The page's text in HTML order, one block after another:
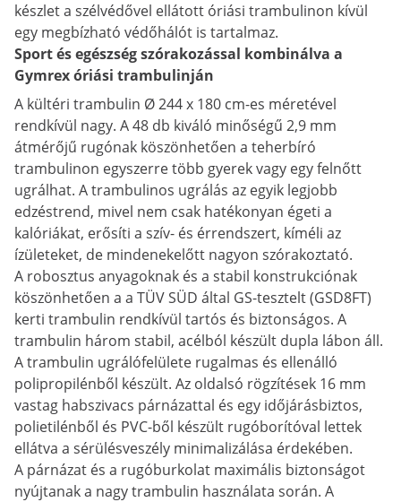
készlet a szélvédővel ellátott óriási trambulinon kívül
egy megbízható védőhálót is tartalmaz.
Sport és egészség szórakozással kombinálva a
Gymrex óriási trambulinján
A kültéri trambulin Ø 244 x 180 cm-es méretével
rendkívül nagy. A 48 db kiváló minőségű 2,9 mm
átmérőjű rugónak köszönhetően a teherbíró
trambulinon egyszerre több gyerek vagy egy felnőtt
ugrálhat. A trambulinos ugrálás az egyik legjobb
edzéstrend, mivel nem csak hatékonyan égeti a
kalóriákat, erősíti a szív- és érrendszert, kíméli az
ízületeket, de mindenekelőtt nagyon szórakoztató.
A robosztus anyagoknak és a stabil konstrukciónak
köszönhetően a a TÜV SÜD által GS-tesztelt (GSD8FT)
kerti trambulin rendkívül tartós és biztonságos. A
trambulin három stabil, acélból készült dupla lábon áll.
A trambulin ugrálófelülete rugalmas és ellenálló
polipropilénből készült. Az oldalsó rögzítések 16 mm
vastag habszivacs párnázattal és egy időjárásbiztos,
polietilénből és PVC-ből készült rugóborítóval lettek
ellátva a sérülésveszély minimalizálása érdekében.
A párnázat és a rugóburkolat maximális biztonságot
nyújtanak a nagy trambulin használata során. A